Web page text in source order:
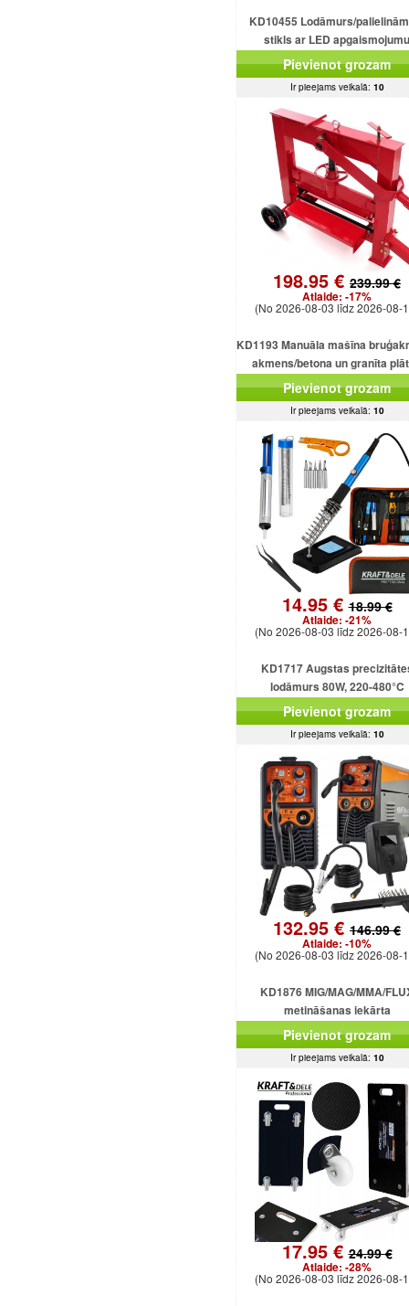
KD10455 Lodāmurs/
stikls ar LED apgaismojumu
Pievienot grozam
Ir pieejams veikalā: 10
198.95 € 239.99 €
Atlaide: -17%
(No 2026-08-03 līdz 2026-08-
KD1193 Manuāla mašīna
akmens/betona un granīta
griešanai
Pievienot grozam
Ir pieejams veikalā: 10
14.95 €18.99 €
Atlaide: -21%
(No 2026-08-03 līdz 2026-08-
KD1717 Augstas
lodāmurs 80W, 220-480°C
Pievienot grozam
Ir pieejams veikalā: 10
132.95 € 146.99 €
Atlaide: -10%
(No 2026-08-03 līdz 2026-08-
KD1876 MIG/MAG/MMA/
metināšanas iekārta
Pievienot grozam
Ir pieejams veikalā: 10
17.95 €24.99 €
Atlaide: -28%
(No 2026-08-03 līdz 2026-08-